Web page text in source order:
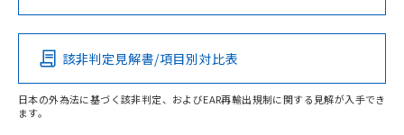
Pb Hg Cd Cr(VI)
O
この製品の規格認証/適合状況ページへ
その他の認証はこちらのページからご検索ください
該非判定見解書/項目別対比表
日本の外為法に基づく該非判定、およびEAR再輸出規制に関する見解が入手でき
ます。